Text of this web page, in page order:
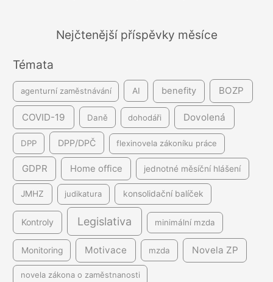
í
Nejčtenější příspěvky měsíce
Témata
agenturní zaměstnávání AI benefity BOZP
COVID-19 Daně dohodáři Dovolená
DPP DPP/DPČ flexinovela zákoníku práce
GDPR Home office jednotné měsíční hlášení
JMHZ judikatura konsolidační balíček
Kontroly Legislativa minimální mzda
Monitoring Motivace mzda Novela ZP
novela zákona o zaměstnanosti